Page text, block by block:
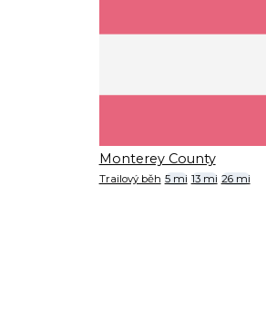
Monterey County
Trailový běh 5 mi 13 mi 26 mi